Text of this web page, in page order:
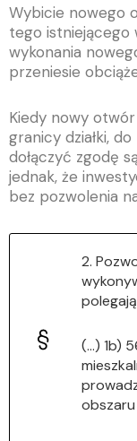
Wybicie nowego
tego istniejącego
wykonania
przeniesie
Kiedy nowy
granicy działki,
dołączyć zgodę
jednak, że
bez pozwolenia
2.
(…) 1b)